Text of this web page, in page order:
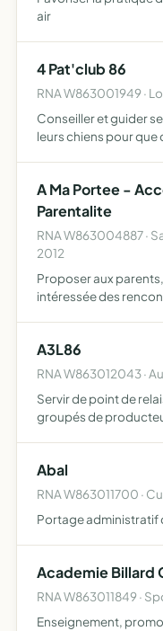
air
4 Pat'club 86
RNA W863001949 ·
Conseiller et guider
leurs chiens pour
reconnue…
A Ma Portee -
Parentalite
RNA W863004887 ·
2012
Proposer aux
intéressée des
A3L86
RNA W863012043 ·
Servir de point de
groupés de
Abal
RNA W863011700 ·
Portage administratif
Academie Billard
RNA W863011849 ·
Enseignement,